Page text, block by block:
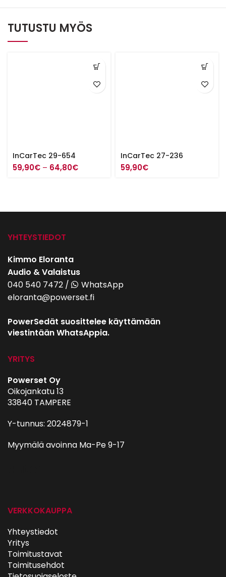
TUTUSTU MYÖS
InCarTec 29-654
59,90€ – 64,80€Hintaluokka:
InCarTec 27-236
59,90€
YHTEYSTIEDOT
Kimmo Eloranta
Audio & Valaistus
040 540 7472 /
WhatsApp
eloranta@powerset.fi
PowerSedät suosittelee käyttämään
viestintään WhatsAppia.
YRITYS
Powerset Oy
Oikojankatu 13
33840 TAMPERE
Y-tunnus: 2024879-1
Myymälä avoinna Ma-Pe 9-17
VERKKOKAUPPA
Yhteystiedot
Yritys
Toimitustavat
Toimitusehdot